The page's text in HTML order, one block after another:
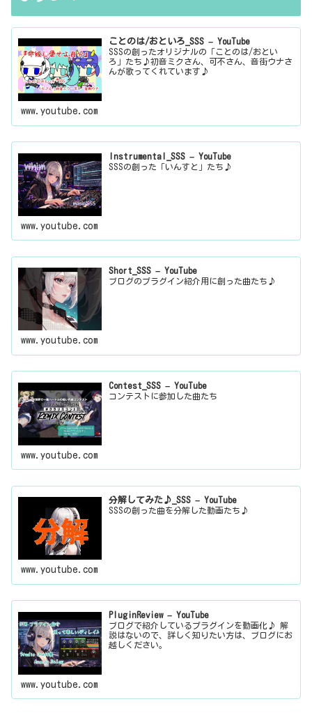
ことのは/おといろ_SSS – YouTube
SSSの創ったオリジナルの「ことのは/おとい
ろ」たち♪初音ミクさん、可不さん、音街ウナさ
んが歌ってくれています♪
www.youtube.com
Instrumental_SSS – YouTube
SSSの創った「いんすと」たち♪
www.youtube.com
Short_SSS – YouTube
ブログのプラグイン紹介用に創った曲たち♪
www.youtube.com
Contest_SSS – YouTube
コンテストに参加した曲たち
www.youtube.com
分解してみた♪_SSS – YouTube
SSSの創った曲を分解した動画たち♪
www.youtube.com
PluginReview – YouTube
ブログで紹介しているプラグインを動画化♪ 解
説はないので、詳しく知りたい方は、ブログにお
越しください。
www.youtube.com